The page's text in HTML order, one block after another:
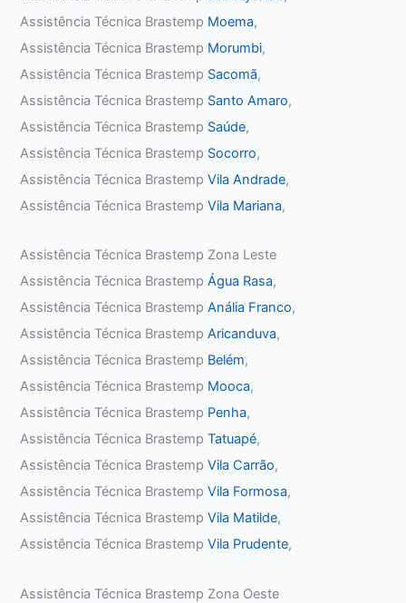
Assistência Técnica Brastemp Moema,
Assistência Técnica Brastemp Morumbi,
Assistência Técnica Brastemp Sacomã,
Assistência Técnica Brastemp Santo Amaro,
Assistência Técnica Brastemp Saúde,
Assistência Técnica Brastemp Socorro,
Assistência Técnica BrastempVila Andrade,
Assistência Técnica BrastempVila Mariana,
Assistência Técnica Brastemp Zona Leste
Assistência Técnica BrastempÁgua Rasa,
Assistência Técnica BrastempAnália Franco,
Assistência Técnica BrastempAricanduva,
Assistência Técnica Brastemp Belém,
Assistência Técnica Brastemp Mooca,
Assistência Técnica Brastemp Penha,
Assistência Técnica BrastempTatuapé,
Assistência Técnica BrastempVila Carrão,
Assistência Técnica BrastempVila Formosa,
Assistência Técnica BrastempVila Matilde,
Assistência Técnica BrastempVila Prudente,
Assistência Técnica Brastemp Zona Oeste